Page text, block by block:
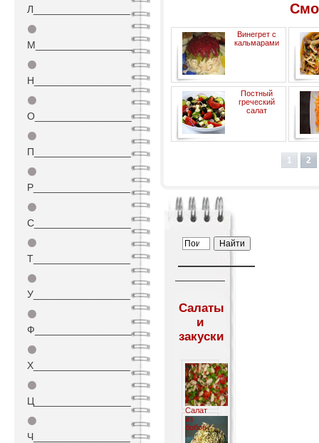
Л_________________
⚫
М_________________
⚫
Н_________________
⚫
О_________________
⚫
П_________________
⚫
Р_________________
⚫
С_________________
⚫
Т_________________
⚫
У_________________
⚫
Ф_________________
⚫
Х_________________
⚫
Ц_________________
⚫
Ч_________________
Винегрет с
кальмарами
Постный
греческий
салат
1 2
Салаты
и
закуски
Салат
из
бобов